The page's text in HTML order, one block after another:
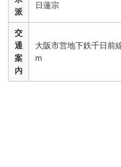
派
日蓮宗
交
通
案
内
大阪市営地下鉄千日前
m